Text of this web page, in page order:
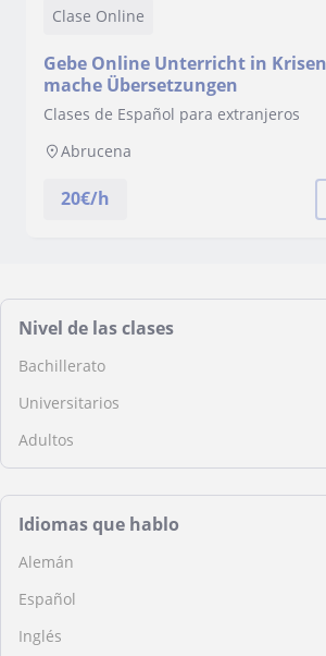
Clase Online
Gebe Online Unterricht in
mache Übersetzungen
Clases de Español para extranjeros
Abrucena
20€/h
Nivel de las clases
Bachillerato
Universitarios
Adultos
Idiomas que hablo
Alemán
Español
Inglés